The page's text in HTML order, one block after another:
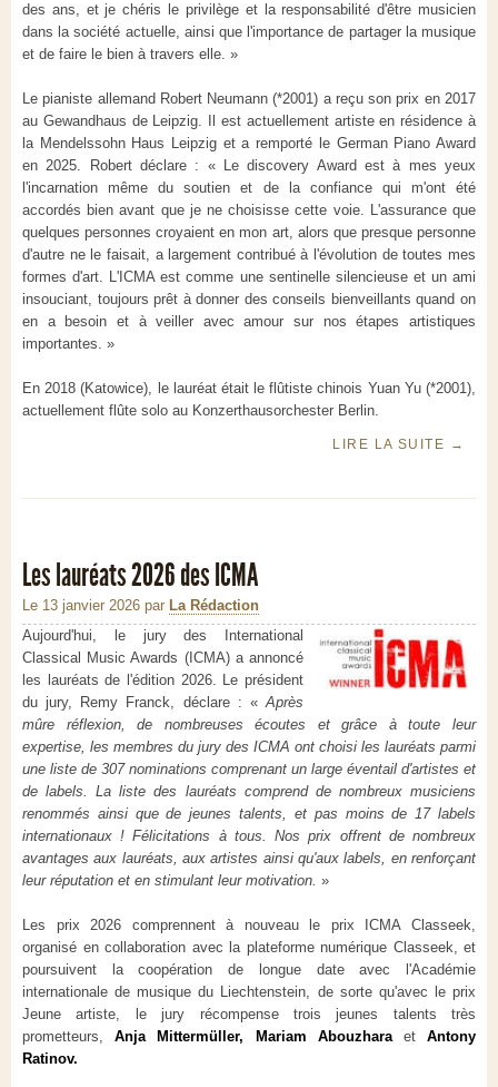
des ans, et je chéris le privilège et la responsabilité d'être musicien
dans la société actuelle, ainsi que l'importance de partager la musique
et de faire le bien à travers elle. »
Le pianiste allemand Robert Neumann (*2001) a reçu son prix en 2017
au Gewandhaus de Leipzig. Il est actuellement artiste en résidence à
la Mendelssohn Haus Leipzig et a remporté le German Piano Award
en 2025. Robert déclare : « Le discovery Award est à mes yeux
l'incarnation même du soutien et de la confiance qui m'ont été
accordés bien avant que je ne choisisse cette voie. L'assurance que
quelques personnes croyaient en mon art, alors que presque personne
d'autre ne le faisait, a largement contribué à l'évolution de toutes mes
formes d'art. L'ICMA est comme une sentinelle silencieuse et un ami
insouciant, toujours prêt à donner des conseils bienveillants quand on
en a besoin et à veiller avec amour sur nos étapes artistiques
importantes. »
En 2018 (Katowice), le lauréat était le flûtiste chinois Yuan Yu (*2001),
actuellement flûte solo au Konzerthausorchester Berlin.
LIRE LA SUITE →
Les lauréats 2026 des ICMA
Le 13 janvier 2026 par La Rédaction
Aujourd'hui, le jury des International
Classical Music Awards (ICMA) a annoncé
les lauréats de l'édition 2026. Le président
du jury, Remy Franck, déclare : «Après
mûre réflexion, de nombreuses écoutes et grâce à toute leur
expertise, les membres du jury des ICMA ont choisi les lauréats parmi
une liste de 307 nominations comprenant un large éventail d'artistes et
de labels. La liste des lauréats comprend de nombreux musiciens
renommés ainsi que de jeunes talents, et pas moins de 17 labels
internationaux ! Félicitations à tous. Nos prix offrent de nombreux
avantages aux lauréats, aux artistes ainsi qu'aux labels, en renforçant
leur réputation et en stimulant leur motivation. »
Les prix 2026 comprennent à nouveau le prix ICMA Classeek,
organisé en collaboration avec la plateforme numérique Classeek, et
poursuivent la coopération de longue date avec l'Académie
internationale de musique du Liechtenstein, de sorte qu'avec le prix
Jeune artiste, le jury récompense trois jeunes talents très
prometteurs,Anja Mittermüller, Mariam AbouzharaetAntony
Ratinov.